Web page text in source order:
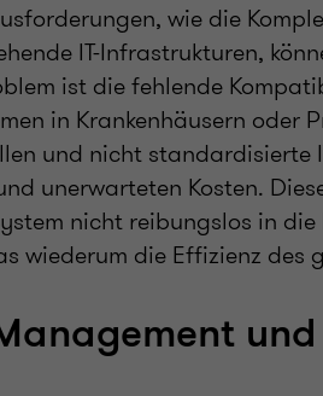
wie die
IT-Infrastrukturen,
ist die fehlende
in Krankenhäusern oder
und nicht standardisierte
unerwarteten Kosten.
nicht reibungslos in
wiederum die Effizienz